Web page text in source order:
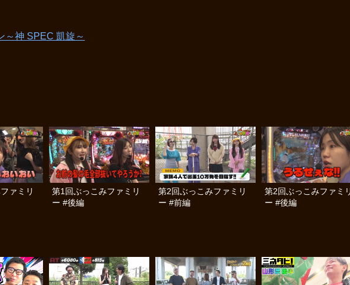
～神 SPEC 凱旋～
ァミリ
第1回ぶっこみファミリ
ー #後編
第2回ぶっこみファミリ
ー #前編
第2回ぶっこみファミ
ー #後編